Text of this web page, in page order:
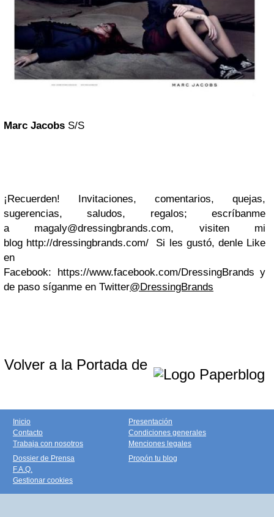
Marc Jacobs S/S
¡Recuerden! Invitaciones, comentarios, quejas,
sugerencias, saludos, regalos; escríbanme
a magaly@dressingbrands.com, visiten mi
blog http://dressingbrands.com/ Si les gustó, denle Like
en
Facebook: https://www.facebook.com/DressingBrands y
de paso síganme en Twitter@DressingBrands
Volver a la Portada de
Inicio
Contacto
Trabaja con nosotros
Presentación
Condiciones generales
Menciones legales
Dossier de Prensa
F.A.Q.
Gestionar cookies
Propón tu blog